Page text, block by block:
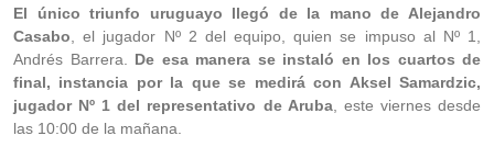
El único triunfo uruguayo llegó de la mano de Alejandro
Casabo , el jugador Nº 2 del equipo, quien se impuso al Nº 1,
Andrés Barrera. De esa manera se instaló en los cuartos de
final, instancia por la que se medirá con Aksel Samardzic,
jugador Nº 1 del representativo de Aruba, este viernes desde
las 10:00 de la mañana.